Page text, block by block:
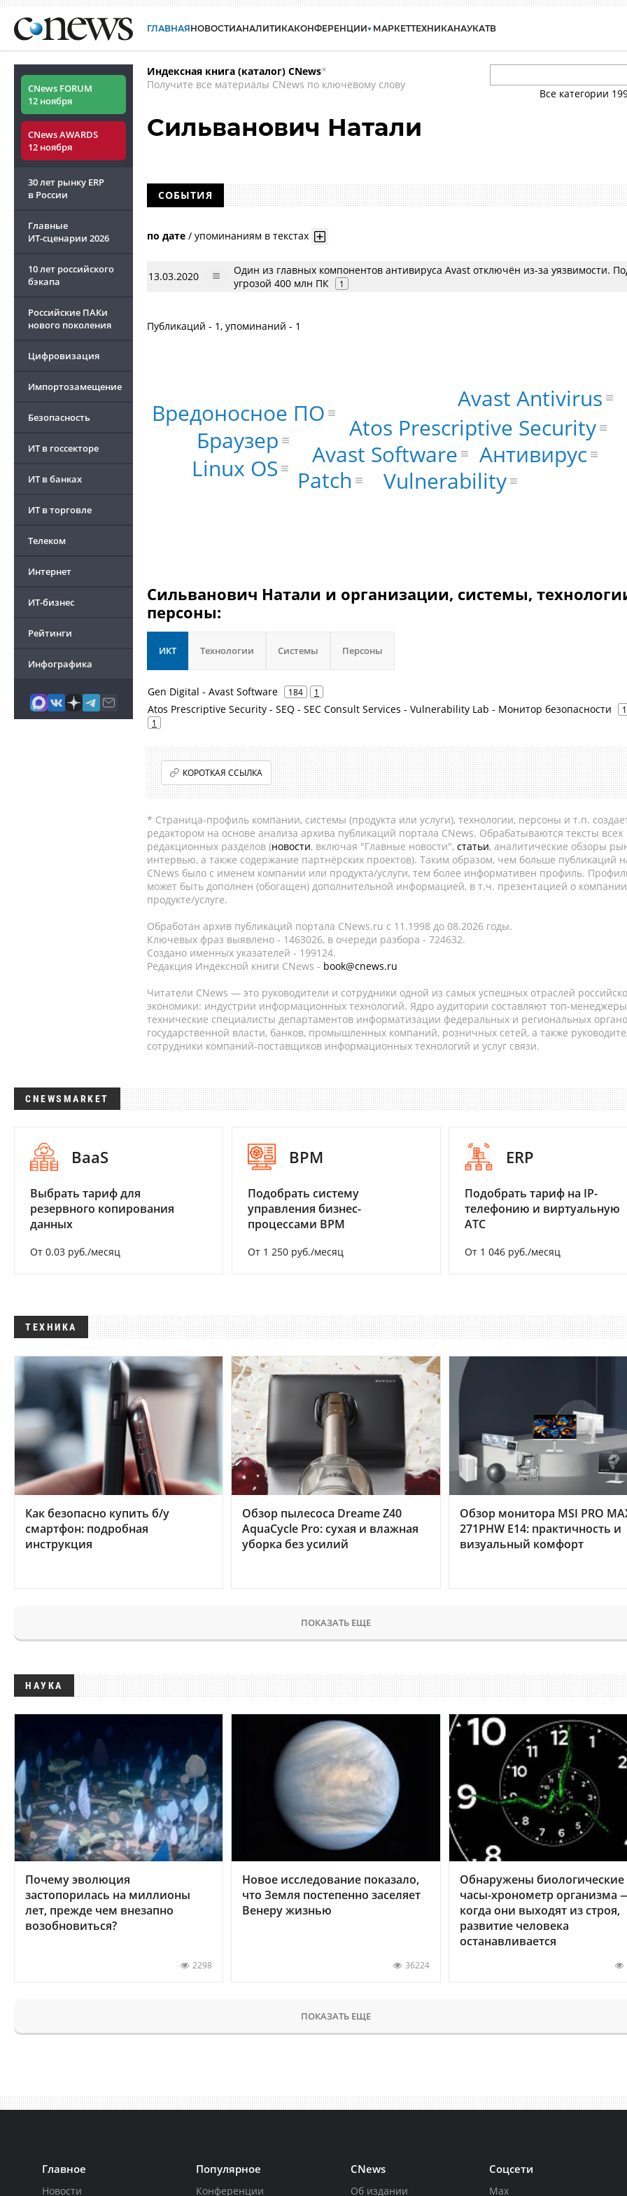
ГЛАВНАЯНОВОСТИАНАЛИТИКАКОНФЕРЕНЦИИ МАРКЕТТЕХНИКАНАУКАТВ
CNews FORUM
12 ноября
CNews AWARDS
12 ноября
30 лет рынку ERP
в России
Главные
ИТ-сценарии 2026
10 лет российского
бэкапа
Российские ПАКи
нового поколения
Цифровизация
Импортозамещение
Безопасность
ИТ в госсекторе
ИТ в банках
ИТ в торговле
Телеком
Интернет
ИТ-бизнес
Рейтинги
Инфографика
Индексная книга (каталог) CNews*
Получите все материалы CNews по ключевому слову
Все категории
Сильванович Натали
СОБЫТИЯ
по дате / упоминаниям в текстах
13.03.2020
Один из главных компонентов антивируса Avast отключён из-за уязвимости.
угрозой 400 млн ПК
1
Публикаций - 1, упоминаний - 1
Avast Software
Atos Prescriptive Security
Patch
Vulnerability
Вредоносное ПО
Антивирус
Браузер
Avast Antivirus
Linux OS
Сильванович Натали и организации, системы,
персоны:
ИКТ Технологии Системы Персоны
Gen Digital - Avast Software 184 1
Atos Prescriptive Security - SEQ - SEC Consult Services - Vulnerability Lab - Монитор безопасности
1
КОРОТКАЯ ССЫЛКА
* Страница-профиль компании, системы (продукта или услуги), технологии, персоны и т.п.
редактором на основе анализа архива публикаций портала CNews. Обрабатываются тексты всех
редакционных разделов (новости, включая "Главные новости", статьи, аналитические обзоры
интервью, а также содержание партнёрских проектов). Таким образом, чем больше публикаций
CNews было с именем компании или продукта/услуги, тем более информативен профиль.
может быть дополнен (обогащен) дополнительной информацией, в т.ч. презентацией о
продукте/услуге.
Обработан архив публикаций портала CNews.ru c 11.1998 до 08.2026 годы.
Ключевых фраз выявлено - 1463026, в очереди разбора - 724632.
Создано именных указателей - 199124.
Редакция Индексной книги CNews - book@cnews.ru
Читатели CNews — это руководители и сотрудники одной из самых успешных отраслей
экономики: индустрии информационных технологий. Ядро аудитории составляют топ-
технические специалисты департаментов информатизации федеральных и региональных
государственной власти, банков, промышленных компаний, розничных сетей, а также
сотрудники компаний-поставщиков информационных технологий и услуг связи.
CNEWSMARKET
BaaS
Выбрать тариф для
резервного копирования
данных
От 0.03 руб./месяц
BPM
Подобрать систему
управления бизнес-
процессами BPM
От 1 250 руб./месяц
ERP
Подобрать тариф на IP-
телефонию и виртуальную
АТС
От 1 046 руб./месяц
ТЕХНИКА
Как безопасно купить б/у
смартфон: подробная
инструкция
Обзор пылесоса Dreame Z40
AquaCycle Pro: сухая и влажная
уборка без усилий
Обзор монитора MSI PRO
271PHW E14: практичность и
визуальный комфорт
ПОКАЗАТЬ ЕЩЕ
НАУКА
Почему эволюция
застопорилась на миллионы
лет, прежде чем внезапно
возобновиться?
2298
Новое исследование показало,
что Земля постепенно заселяет
Венеру жизнью
36224
Обнаружены биологические
часы-хронометр организма
когда они выходят из строя,
развитие человека
останавливается
ПОКАЗАТЬ ЕЩЕ
Главное
Новости
Популярное
Конференции
CNews
Об издании
Соцсети
Max